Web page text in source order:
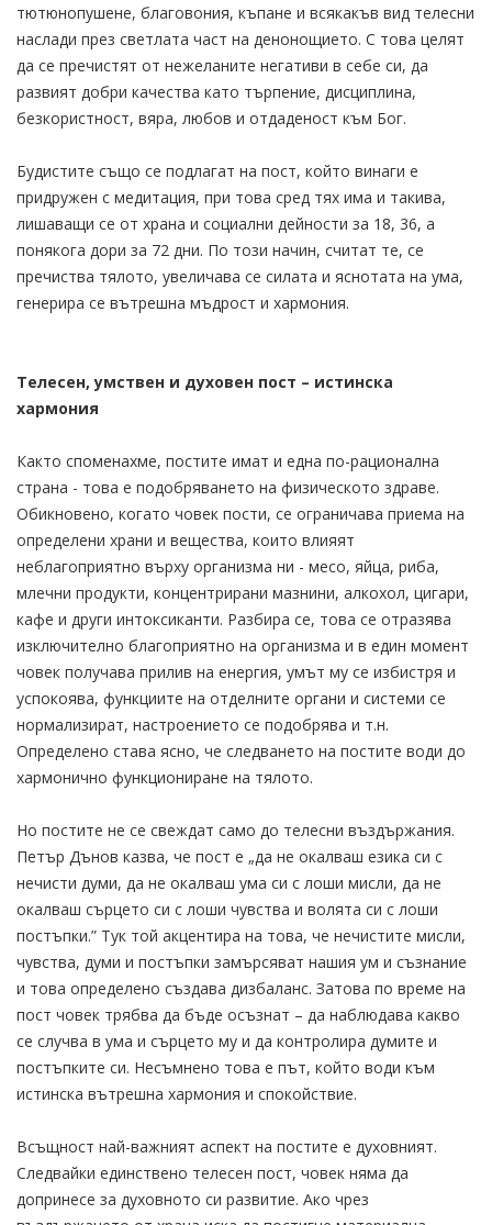
тютюнопушене, благовония, къпане и всякакъв вид телесни
наслади през светлата част на денонощието. С това целят
да се пречистят от нежеланите негативи в себе си, да
развият добри качества като търпение, дисциплина,
безкористност, вяра, любов и отдаденост към Бог.
Будистите също се подлагат на пост, който винаги е
придружен с медитация, при това сред тях има и такива,
лишаващи се от храна и социални дейности за 18, 36, а
понякога дори за 72 дни. По този начин, считат те, се
пречиства тялото, увеличава се силата и яснотата на ума,
генерира се вътрешна мъдрост и хармония.
Телесен, умствен и духовен пост – истинска
хармония
Както споменахме, постите имат и една по-рационална
страна - това е подобряването на физическото здраве.
Обикновено, когато човек пости, се ограничава приема на
определени храни и вещества, които влияят
неблагоприятно върху организма ни - месо, яйца, риба,
млечни продукти, концентрирани мазнини, алкохол, цигари,
кафе и други интоксиканти. Разбира се, това се отразява
изключително благоприятно на организма и в един момент
човек получава прилив на енергия, умът му се избистря и
успокоява, функциите на отделните органи и системи се
нормализират, настроението се подобрява и т.н.
Определено става ясно, че следването на постите води до
хармонично функциониране на тялото.
Но постите не се свеждат само до телесни въздържания.
Петър Дънов казва, че пост е „да не окалваш езика си с
нечисти думи, да не окалваш ума си с лоши мисли, да не
окалваш сърцето си с лоши чувства и волята си с лоши
постъпки.” Тук той акцентира на това, че нечистите мисли,
чувства, думи и постъпки замърсяват нашия ум и съзнание
и това определено създава дизбаланс. Затова по време на
пост човек трябва да бъде осъзнат – да наблюдава какво
се случва в ума и сърцето му и да контролира думите и
постъпките си. Несъмнено това е път, който води към
истинска вътрешна хармония и спокойствие.
Всъщност най-важният аспект на постите е духовният.
Следвайки единствено телесен пост, човек няма да
допринесе за духовното си развитие. Ако чрез